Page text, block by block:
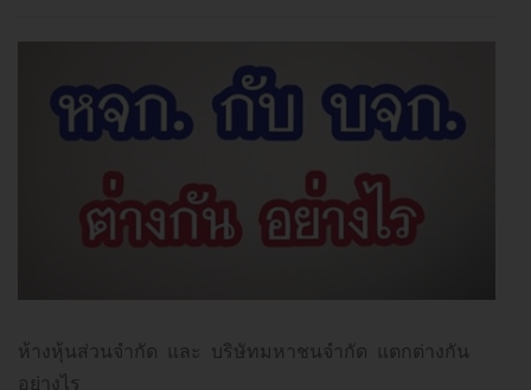
ห้างหุ้นส่วนจำกัด และ บริษัทมหาชนจำกัด แตกต่างกัน
อย่างไร